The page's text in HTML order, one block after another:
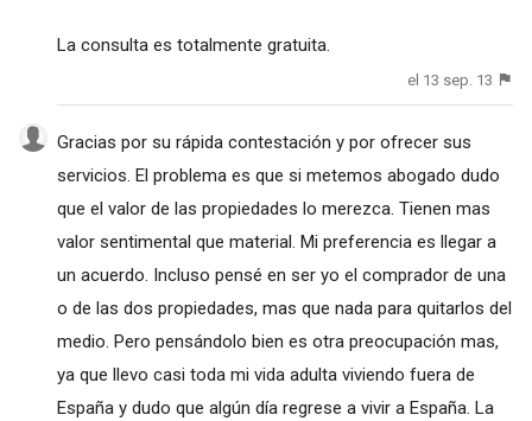
La consulta es totalmente gratuita.
el 13 sep. 13
Gracias por su rápida contestación y por ofrecer sus
servicios. El problema es que si metemos abogado dudo
que el valor de las propiedades lo merezca. Tienen mas
valor sentimental que material. Mi preferencia es llegar a
un acuerdo. Incluso pensé en ser yo el comprador de una
o de las dos propiedades, mas que nada para quitarlos del
medio. Pero pensándolo bien es otra preocupación mas,
ya que llevo casi toda mi vida adulta viviendo fuera de
España y dudo que algún día regrese a vivir a España. La